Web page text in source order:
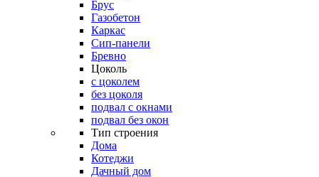
Брус
Газобетон
Каркас
Сип-панели
Бревно
Цоколь
с цоколем
без цоколя
подвал с окнами
подвал без окон
Тип строения
Дома
Котеджи
Дачный дом